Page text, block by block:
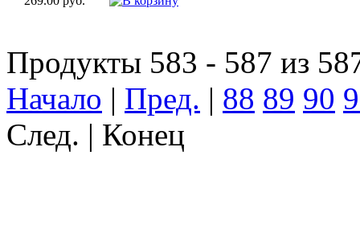
Продукты 583 - 587 из
Начало | Пред. | 88 89 90
След. | Конец